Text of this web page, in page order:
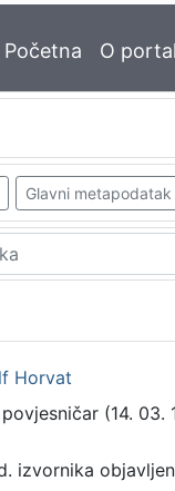
Početna O
Glavni metapodatak
Horvat
(14. 03.
izvornika